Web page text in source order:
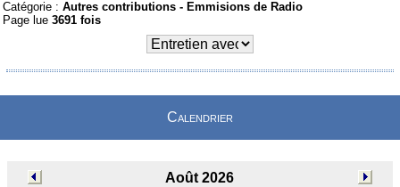
Catégorie :Autres contributions -Emmisions de Radio
Page lue3691 fois
Calendrier